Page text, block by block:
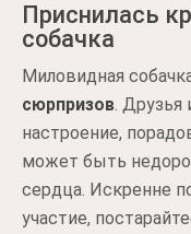
Приснилась
собачка
Миловидная
сюрпризов. Друзья
настроение,
может быть
сердца. Искренне
участие,